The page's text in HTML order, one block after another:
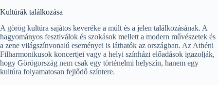
Kultúrák találkozása
A görög kultúra sajátos keveréke a múlt és a jelen találkozásának. A
hagyományos fesztiválok és szokások mellett a modern művészetek és
a zene világszínvonalú eseményei is láthatók az országban. Az Athéni
Filharmonikusok koncertjei vagy a helyi színházi előadások igazolják,
hogy Görögország nem csak egy történelmi helyszín, hanem egy
kultúra folyamatosan fejlődő színtere.